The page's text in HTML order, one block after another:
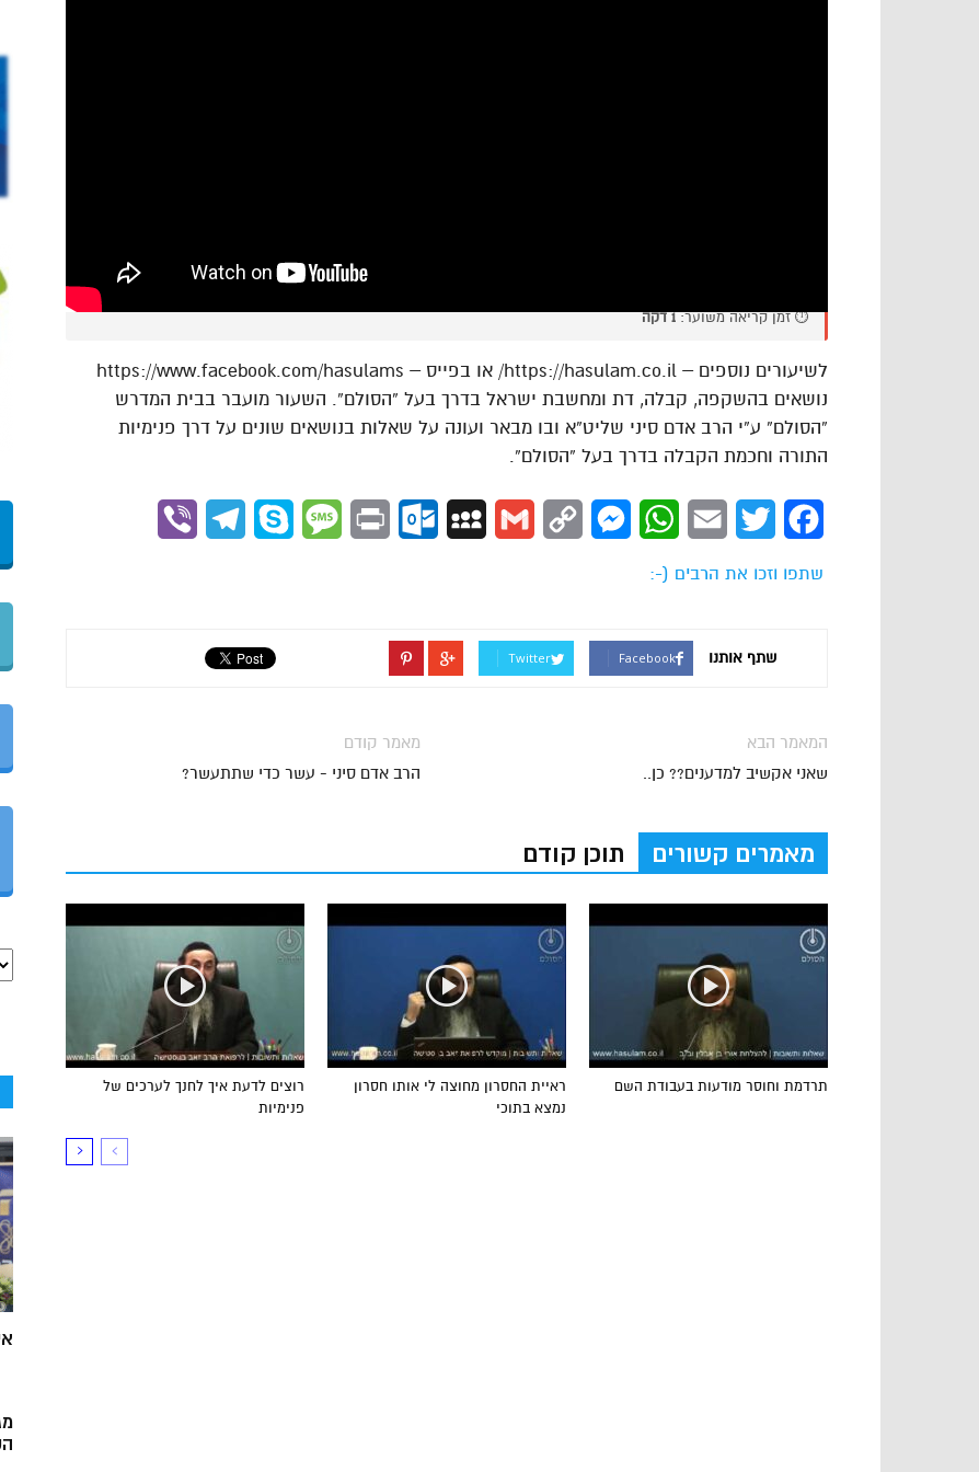
⏱️ זמן קריאה משוער:1 דקה
לשיעורים נוספים – https://hasulam.co.il/ או בפייס – https://www.facebook.com/hasulams
נושאים בהשקפה, קבלה, דת ומחשבת ישראל בדרך בעל “הסולם”. השעור מועבר בבית המדרש
“הסולם” ע”י הרב אדם סיני שליט”א ובו מבאר ועונה על שאלות בנושאים שונים על דרך פנימיות
התורה וחכמת הקבלה בדרך בעל “הסולם”.
Facebook
Twitter
Email
WhatsApp
Messenger
Copy
Gmail
MySpace
Outlook.com
Print
Message
Skype
Telegram
שתפו וזכו את הרבים (-:
שתף אותנו Facebook
Twitter
מאמר קודם
הרב אדם סיני - עשר כדי שתתעשר?
המאמר הבא
שאני אקשיב למדענים?? כן..
מאמרים קשורים תוכן קודם
רוצים לדעת איך לחנך לערכים של
פנימיות
ראיית החסרון מחוצה לי אותו חסרון
נמצא בתוכי
תרדמת וחוסר מודעות בעבודת השם